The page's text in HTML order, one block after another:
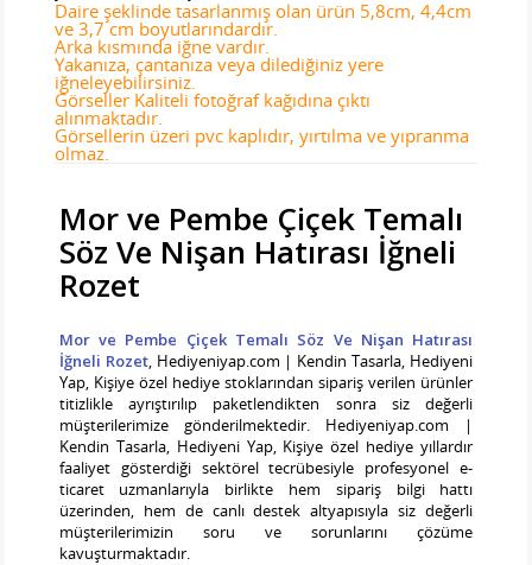
Daire şeklinde tasarlanmış olan ürün 5,8cm, 4,4cm
ve 3,7 cm boyutlarındardır.
Arka kısmında iğne vardır.
Yakanıza, çantanıza veya dilediğiniz yere
iğneleyebilirsiniz.
Görseller Kaliteli fotoğraf kağıdına çıktı
alınmaktadır.
Görsellerin üzeri pvc kaplıdır, yırtılma ve yıpranma
olmaz.
Mor ve Pembe Çiçek Temalı
Söz Ve Nişan Hatırası İğneli
Rozet
Mor ve Pembe Çiçek Temalı Söz Ve Nişan Hatırası
İğneli Rozet, Hediyeniyap.com | Kendin Tasarla, Hediyeni
Yap, Kişiye özel hediye stoklarından sipariş verilen ürünler
titizlikle ayrıştırılıp paketlendikten sonra siz değerli
müşterilerimize gönderilmektedir. Hediyeniyap.com |
Kendin Tasarla, Hediyeni Yap, Kişiye özel hediye yıllardır
faaliyet gösterdiği sektörel tecrübesiyle profesyonel e-
ticaret uzmanlarıyla birlikte hem sipariş bilgi hattı
üzerinden, hem de canlı destek altyapısıyla siz değerli
müşterilerimizin soru ve sorunlarını çözüme
kavuşturmaktadır.